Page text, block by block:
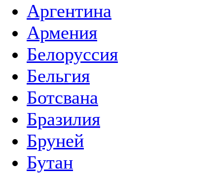
Аргентина
Армения
Белоруссия
Бельгия
Ботсвана
Бразилия
Бруней
Бутан